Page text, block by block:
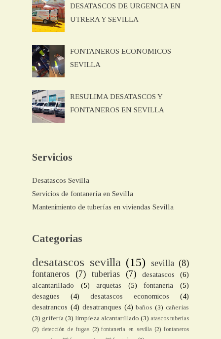
DESATASCOS DE URGENCIA EN
UTRERA Y SEVILLA
FONTANEROS ECONOMICOS
SEVILLA
RESULIMA DESATASCOS Y
FONTANEROS EN SEVILLA
Servicios
Desatascos Sevilla
Servicios de fontanería en Sevilla
Mantenimiento de tuberías en viviendas Sevilla
Categorias
desatascos sevilla (15) sevilla (8)
fontaneros
(7) tuberias (7) desatascos
(6)
alcantarillado
(5) arquetas (5) fontaneria
(5)
desagües
(4) desatascos economicos
(4)
desatrancos (4) desatranques (4) baños (3) cañerias
(3) griferia (3) limpieza alcantarillado (3) atascos tuberias
(2) detección de fugas (2) fontaneria en sevilla (2) fontaneros